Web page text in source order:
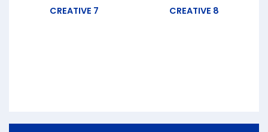
CREATIVE 7 CREATIVE 8